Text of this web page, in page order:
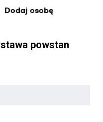
Dodaj osobę